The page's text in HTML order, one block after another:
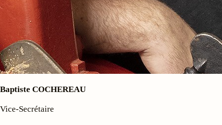
Baptiste COCHEREAU
Vice-Secrétaire